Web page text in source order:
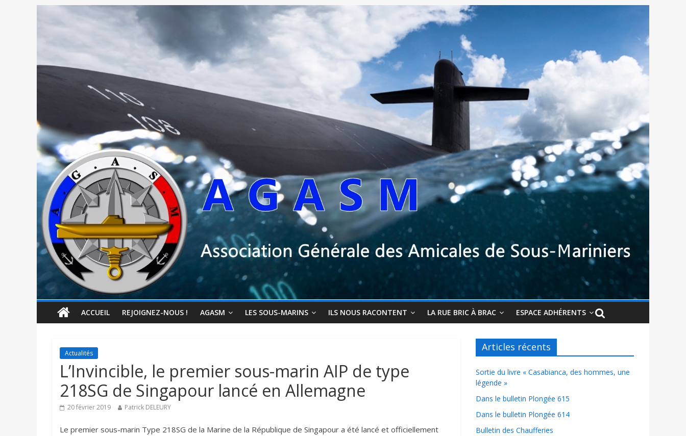
ACCUEIL REJOIGNEZ-NOUS ! AGASM LES SOUS-MARINS ILS NOUS RACONTENT LA RUE BRIC À BRAC ESPACE ADHÉRENTS
Actualités
L’Invincible, le premier sous-marin AIP de type
218SG de Singapour lancé en Allemagne
20 février 2019 Patrick DELEURY
Le premier sous-marin Type 218SG de la Marine de la République de Singapour a été lancé et officiellement
Articles récents
Sortie du livre « Casabianca, des hommes, une
légende »
Dans le bulletin Plongée 615
Dans le bulletin Plongée 614
Bulletin des Chaufferies